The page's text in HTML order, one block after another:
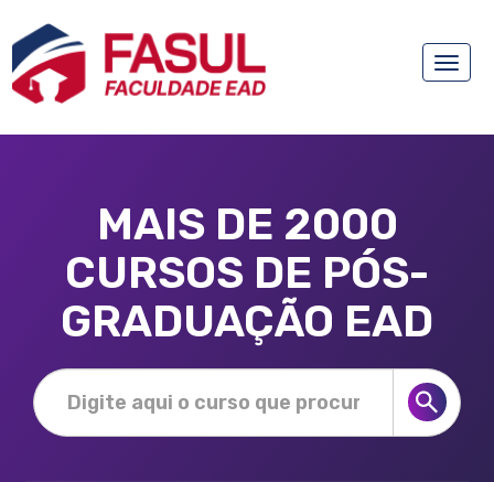
Toggle
MAIS DE 2000
CURSOS DE PÓS-
GRADUAÇÃO EAD